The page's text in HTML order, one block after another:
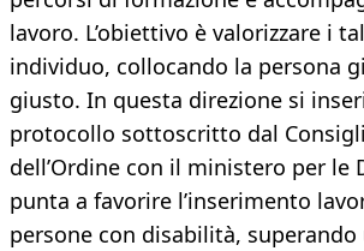
lavoro. L’obiettivo è valorizzare i
individuo, collocando la persona
giusto. In questa direzione si
protocollo sottoscritto dal
dell’Ordine con il ministero per le
punta a favorire l’inserimento
persone con disabilità,